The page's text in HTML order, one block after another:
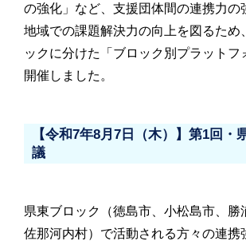
の強化」など、支援団体間の連携力の
地域での課題解決力の向上を図るため
ックに分けた「ブロック別プラットフ
開催しました。
【令和7年8月7日（木）】第1回・
議
県東ブロック（徳島市、小松島市、勝
佐那河内村）で活動される方々の連携